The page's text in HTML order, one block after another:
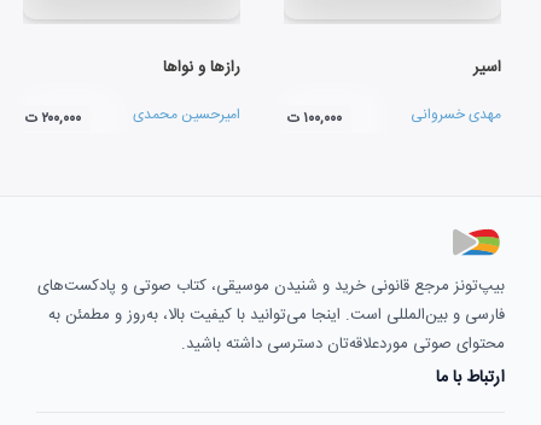
اسیر
مهدی خسروانی ۱۰۰,۰۰۰ ت
رازها و نواها
امیرحسین محمدی ۲۰۰,۰۰۰ ت
بیپ‌تونز مرجع قانونی خرید و شنیدن موسیقی، کتاب صوتی و پادکست‌های
فارسی و بین‌المللی است. اینجا می‌توانید با کیفیت بالا، به‌روز و مطمئن به
محتوای صوتی موردعلاقه‌تان دسترسی داشته باشید.
ارتباط با ما